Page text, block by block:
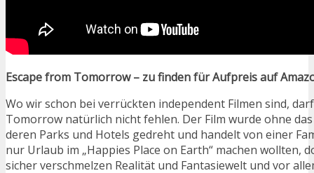
Escape from Tomorrow – zu finden für Aufpreis auf
Wo wir schon bei verrückten independent Filmen sind,
Tomorrow natürlich nicht fehlen. Der Film wurde ohne
deren Parks und Hotels gedreht und handelt von einer
nur Urlaub im „Happies Place on Earth“ machen wollten,
sicher verschmelzen Realität und Fantasiewelt und vor